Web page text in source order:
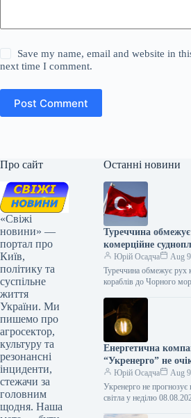
Save my name, email and website in
next time I comment.
Post Comment
Про сайт
«Свіжі
новини» —
портал про
Київ,
політику та
суспільне
життя
України. Ми
пишемо про
агросектор,
культуру та
резонансні
інциденти,
стежачи за
головним
щодня. Наша
Останні новини
Туреччина обмежує
комерційне
Чорного моря –
Юрій Осадча
Aug
Туреччина обмежує рух
кораблів до Чорного
Укрінформ Туреччина
обмеження на
комерційних суден…
Енергетична
“Укренерго” не
вимкнень
неділю.
Юрій Осадча
Aug
Укренерго не прогнозує
світла у неділю